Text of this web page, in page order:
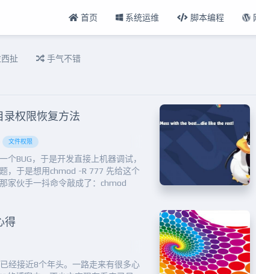
首页 系统运维 脚本编程
扯 手气不错
录权限恢复方法
文件权限
BUG，于是开发直接上机器调试，
，于是想用chmod -R 777 先给这个
家伙手一抖命令敲成了：chmod
得
经接近8个年头。一路走来有很多心